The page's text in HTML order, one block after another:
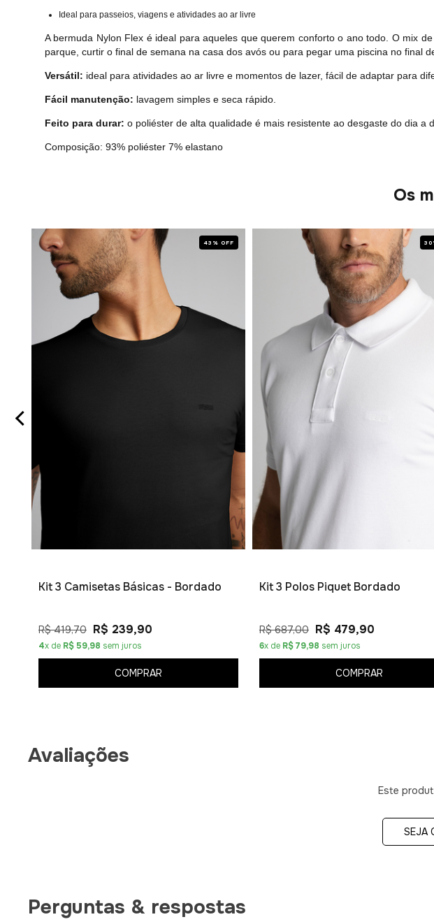
Ideal para passeios, viagens e atividades ao ar livre
A bermuda Nylon Flex é ideal para aqueles que querem conforto o ano todo. O mix
parque, curtir o final de semana na casa dos avós ou para pegar uma piscina no final
Versátil: ideal para atividades ao ar livre e momentos de lazer, fácil de adaptar para
Fácil manutenção: lavagem simples e seca rápido.
Feito para durar: o poliéster de alta qualidade é mais resistente ao desgaste do dia a
Composição: 93% poliéster 7% elastano
Os
43% OFF
Kit 3 Camisetas Básicas - Bordado
R$ 419,70 R$ 239,90
4x de R$ 59,98 sem juros
COMPRAR
Kit 3 Polos Piquet Bordado
R$ 687,00 R$ 479,90
6x de R$ 79,98 sem juros
COMPRAR
Avaliações
Este
SEJA
Perguntas & respostas